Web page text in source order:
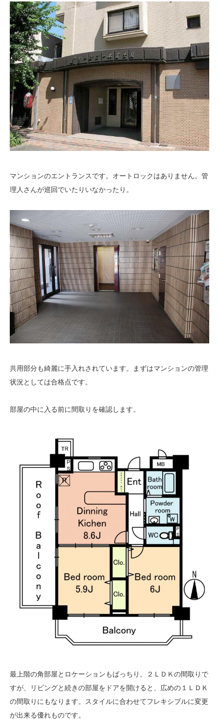
マンションのエントランスです。オートロックはありません。管
理人さんが巡回でいたりいなかったり。
共用部分も綺麗に手入れされています。まずはマンションの管理
状況としては合格点です。
部屋の中に入る前に間取りを確認します。
最上階の角部屋とロケーションもばっちり。２ＬＤＫの間取りで
すが、リビングと続きの部屋をドアを開けると、広めの１ＬＤＫ
の間取りにもなります。スタイルに合わせてフレキシブルに変更
が出来る優れものです。